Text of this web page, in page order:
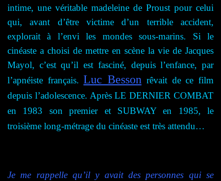
intime, une véritable madeleine de Proust pour celui
qui, avant d’être victime d’un terrible accident,
explorait à l’envi les mondes sous-marins. Si le
cinéaste a choisi de mettre en scène la vie de Jacques
Mayol, c’est qu’il est fasciné, depuis l’enfance, par
l’apnéiste français. Luc Besson rêvait de ce film
depuis l’adolescence. Après LE DERNIER COMBAT
en 1983 son premier et SUBWAYen 1985, le
troisième long-métrage du cinéaste est très attendu…
Je me rappelle qu’il y avait des personnes qui se